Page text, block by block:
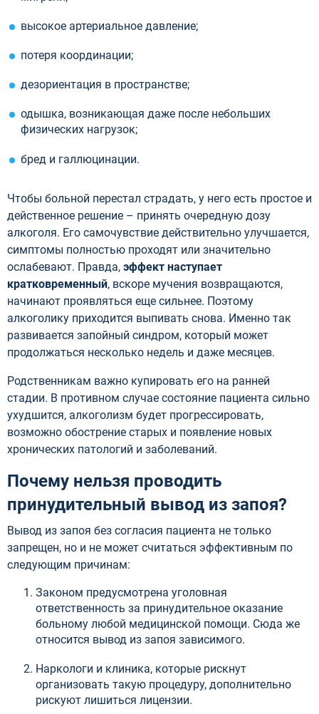
высокое артериальное давление;
потеря координации;
дезориентация в пространстве;
одышка, возникающая даже после небольших
физических нагрузок;
бред и галлюцинации.
Чтобы больной перестал страдать, у него есть простое и
действенное решение – принять очередную дозу
алкоголя. Его самочувствие действительно улучшается,
симптомы полностью проходят или значительно
ослабевают. Правда, эффект наступает
кратковременный, вскоре мучения возвращаются,
начинают проявляться еще сильнее. Поэтому
алкоголику приходится выпивать снова. Именно так
развивается запойный синдром, который может
продолжаться несколько недель и даже месяцев.
Родственникам важно купировать его на ранней
стадии. В противном случае состояние пациента сильно
ухудшится, алкоголизм будет прогрессировать,
возможно обострение старых и появление новых
хронических патологий и заболеваний.
Почему нельзя проводить
принудительный вывод из запоя?
Вывод из запоя без согласия пациента не только
запрещен, но и не может считаться эффективным по
следующим причинам:
Законом предусмотрена уголовная
ответственность за принудительное оказание
больному любой медицинской помощи. Сюда же
относится вывод из запоя зависимого.
Наркологи и клиника, которые рискнут
организовать такую процедуру, дополнительно
рискуют лишиться лицензии.